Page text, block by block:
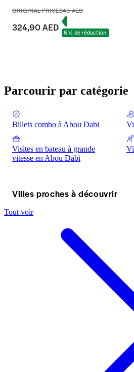
ORIGINAL PRICE345 AED
324,90 AED 6 % de réduction
Parcourir par catégorie
Billets combo à Abou Dabi
Visites en bateau à grande
vitesse en Abou Dabi
Villes proches à découvrir
Tout voir